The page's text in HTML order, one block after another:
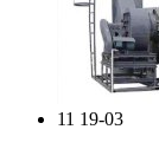
11 19-03